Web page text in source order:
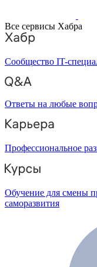
Все сервисы Хабра
Сообщество IT-
Ответы на любые
Профессиональное
Обучение для смены
саморазвития